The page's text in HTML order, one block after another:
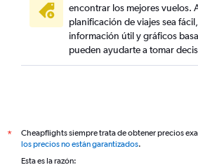
encontrar los mejores vuelos.
planificación de viajes sea
información útil y gráficos
pueden ayudarte a tomar
*
Cheapflights siempre trata de obtener precios
los precios no están garantizados.
Esta es la razón: